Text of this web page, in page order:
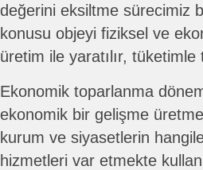
değerini eksiltme sürecimiz
konusu objeyi fiziksel ve
üretim ile yaratılır, tüketimle
Ekonomik toparlanma
ekonomik bir gelişme
kurum ve siyasetlerin
hizmetleri var etmekte